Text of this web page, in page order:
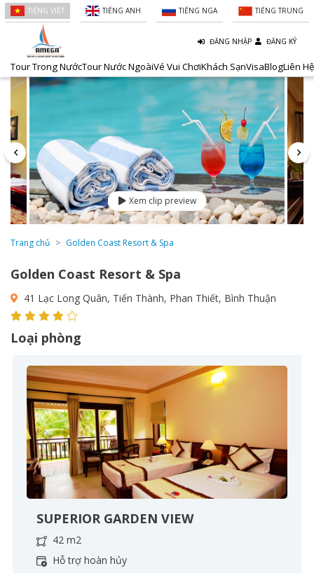
TIẾNG VIỆT TIẾNG ANH TIẾNG NGA TIẾNG TRUNG
ĐĂNG NHẬP ĐĂNG KÝ
Tour Trong NướcTour Nước NgoàiVé Vui ChơiKhách SạnVisaBlogLiên Hệ
Xem clip preview
Trang chủ Golden Coast Resort & Spa
Golden Coast Resort & Spa
41 Lạc Long Quân, Tiến Thành, Phan Thiết, Bình Thuận
Loại phòng
SUPERIOR GARDEN VIEW
42 m2
Hỗ trợ hoàn hủy